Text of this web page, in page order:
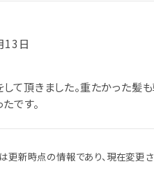
13日
て頂きました。重たかった髪
です。
新時点の情報であり、現在変更さ